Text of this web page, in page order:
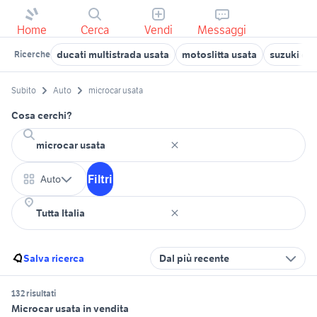
Home Cerca Vendi Messaggi
Ricerche ducati multistrada usata motoslitta usata suzuki
Subito Auto microcar usata
Cosa cerchi?
Auto Filtri
Salva ricerca Dal più recente
132 risultati
Microcar usata in vendita